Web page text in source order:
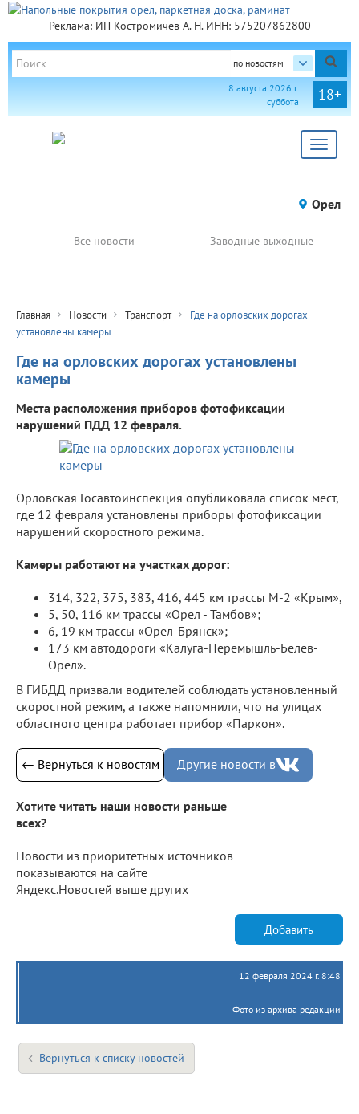
Реклама: ИП Костромичев А. Н. ИНН: 575207862800
по новостям
18+
8 августа 2026 г.
суббота
Toggle
Орел
Все новости Заводные выходные
Главная Новости Транспорт
Где на орловских дорогах
установлены камеры
Где на орловских дорогах установлены
камеры
Места расположения приборов фотофиксации
нарушений ПДД 12 февраля.
Орловская Госавтоинспекция опубликовала список мест,
где 12 февраля установлены приборы фотофиксации
нарушений скоростного режима.
Камеры работают на участках дорог:
314, 322, 375, 383, 416, 445 км трассы М-2 «Крым»,
5, 50, 116 км трассы «Орел - Тамбов»;
6, 19 км трассы «Орел-Брянск»;
173 км автодороги «Калуга-Перемышль-Белев-
Орел».
В ГИБДД призвали водителей соблюдать установленный
скоростной режим, а также напомнили, что на улицах
областного центра работает прибор «Паркон».
← Вернуться к новостям Другие новости в
Хотите читать наши новости раньше
всех?
Новости из приоритетных источников
показываются на сайте
Яндекс.Новостей выше других
Добавить
12 февраля 2024 г. 8:48
Фото из архива редакции
Вернуться к списку новостей